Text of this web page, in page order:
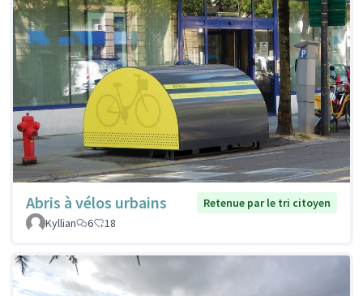
Abris à vélos urbains
Retenue par le tri citoyen
Kyllian
6 18